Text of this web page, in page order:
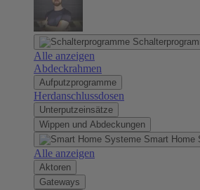
Alle anzeigen
Abdeckrahmen
Aufputzprogramme
Herdanschlussdosen
Unterputzeinsätze
Wippen und Abdeckungen
Smart Home
Alle anzeigen
Aktoren
Gateways